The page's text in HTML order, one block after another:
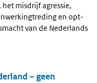
misdrijf agressie,
en opt-
van de Nederlands
– geen